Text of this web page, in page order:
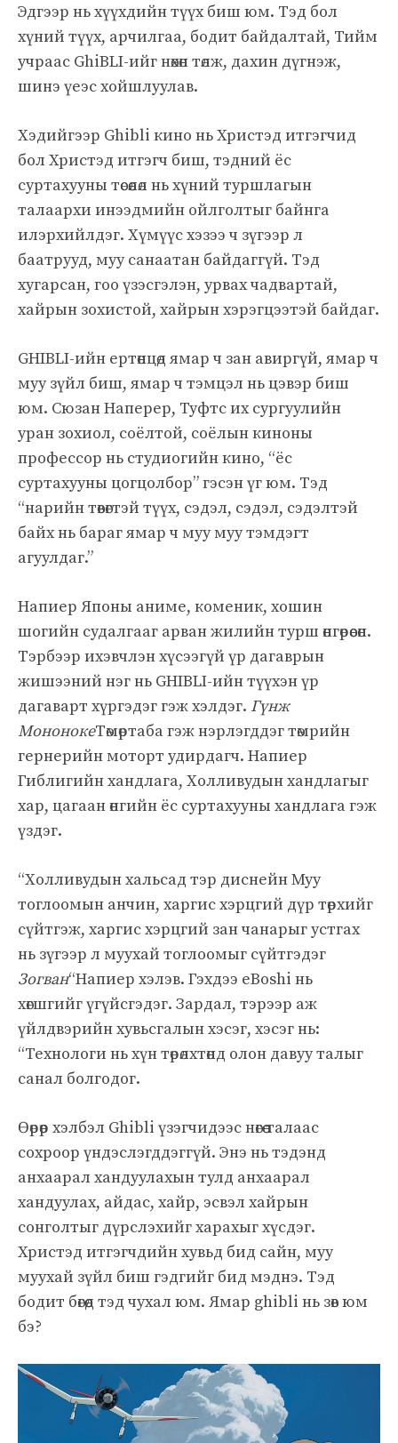
Эдгээр нь хүүхдийн түүх биш юм. Тэд бол
хүний түүх, арчилгаа, бодит байдалтай, Тийм
учраас GhiBLI-ийг нөхөн төлж, дахин дүгнэж,
шинэ үеэс хойшлуулав.
Хэдийгээр Ghibli кино нь Христэд итгэгчид
бол Христэд итгэгч биш, тэдний ёс
суртахууны төсөөлөл нь хүний туршлагын
талаархи инээдмийн ойлголтыг байнга
илэрхийлдэг. Хүмүүс хэзээ ч зүгээр л
баатрууд, муу санаатан байдаггүй. Тэд
хугарсан, гоо үзэсгэлэн, урвах чадвартай,
хайрын зохистой, хайрын хэрэгцээтэй байдаг.
GHIBLI-ийн ертөнцөд ямар ч зан авиргүй, ямар ч
муу зүйл биш, ямар ч тэмцэл нь цэвэр биш
юм. Сюзан Наперер, Туфтс их сургуулийн
уран зохиол, соёлтой, соёлын киноны
профессор нь студиогийн кино, “ёс
суртахууны цогцолбор” гэсэн үг юм. Тэд
“нарийн төвөгтэй түүх, сэдэл, сэдэл, сэдэлтэй
байх нь бараг ямар ч муу муу тэмдэгт
агуулдаг.”
Напиер Японы аниме, коменик, хошин
шогийн судалгааг арван жилийн турш өнгөрөөсөн.
Тэрбээр ихэвчлэн хүсээгүй үр дагаврын
жишээний нэг нь GHIBLI-ийн түүхэн үр
дагаварт хүргэдэг гэж хэлдэг. Гүнж
МононокеТөмөртаба гэж нэрлэгддэг төмрийн
гернерийн моторт удирдагч. Напиер
Гиблигийн хандлага, Холливудын хандлагыг
хар, цагаан өнгийн ёс суртахууны хандлага гэж
үздэг.
“Холливудын хальсад тэр диснейн Муу
тоглоомын анчин, харгис хэрцгий дүр төрхийг
сүйтгэж, харгис хэрцгий зан чанарыг устгах
нь зүгээр л муухай тоглоомыг сүйтгэдэг
Зогван“Напиер хэлэв. Гэхдээ eBoshi нь
хөгшгийг үгүйсгэдэг. Зардал, тэрээр аж
үйлдвэрийн хувьсгалын хэсэг, хэсэг нь:
“Технологи нь хүн төрөлхтөнд олон давуу талыг
санал болгодог.
Өөрөөр хэлбэл Ghibli үзэгчидээс нөгөө талаас
сохроор үндэслэгддэггүй. Энэ нь тэдэнд
анхаарал хандуулахын тулд анхаарал
хандуулах, айдас, хайр, эсвэл хайрын
сонголтыг дүрслэхийг харахыг хүсдэг.
Христэд итгэгчдийн хувьд бид сайн, муу
муухай зүйл биш гэдгийг бид мэднэ. Тэд
бодит бөгөөд тэд чухал юм. Ямар ghibli нь зөв юм
бэ?